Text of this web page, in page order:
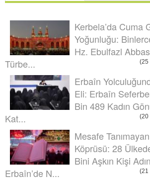
Kerbela’da Cuma
Yoğunluğu:
Hz. Ebulfazl
Türbe...
(25
Erbaîn
Eli: Erbaîn
Bin 489 Kadın
Kat...
(20
Mesafe
Köprüsü: 28
Bini Aşkın Kişi
Erbaîn’de N...
(21